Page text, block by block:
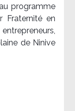
programme
Fraternité en
de Ninive